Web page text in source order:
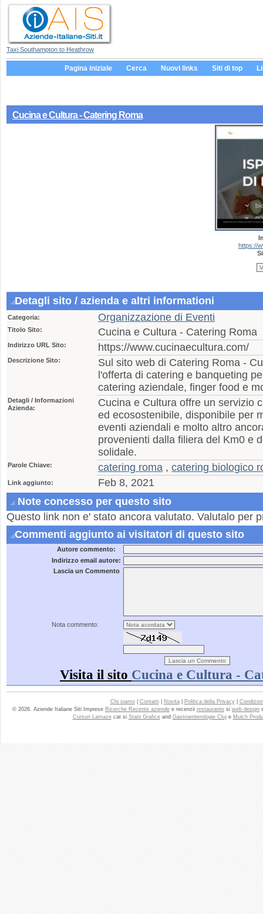
Taxi Southampton to Heathrow
Pagina iniziale Cerca Nuovi links Siti di top
Cucina e Cultura - Catering Roma
https://
Detagli sito / azienda e altri informationi
Categoria: Organizzazione di Eventi
Titolo Sito: Cucina e Cultura - Catering Roma
Indirizzo URL Sito: https://www.cucinaecultura.com/
Descrizione Sito:
Sul sito web di Catering Roma -
l'offerta di catering e banqueting
catering aziendale, finger food e
Detagli / Informazioni
Azienda:
Cucina e Cultura offre un servizio
ed ecosostenibile, disponibile per
eventi aziendali e molto altro
provenienti dalla filiera del Km0 e
solidale.
Parole Chiave: catering roma , catering biologico
Link aggiunto:
Feb 8, 2021
Note concesso per questo sito
Questo link non e' stato ancora valutato. Valutalo per
Commenti aggiunto ai visitatori di questo sito
Autore commento:
Indirizzo email autore:
Lascia un Commento
Nota commento:
Visita il sito Cucina e Cultura -
Chi siamo| Contatti| Novita| Politica della Privacy|
© 2026. Aziende Italiane Siti Imprese Ricerche Recente aziende e recenzii restaurante si web design
Cursuri Lamazecat si Statii Graficeand Gastroenterologie Cluje Mulch